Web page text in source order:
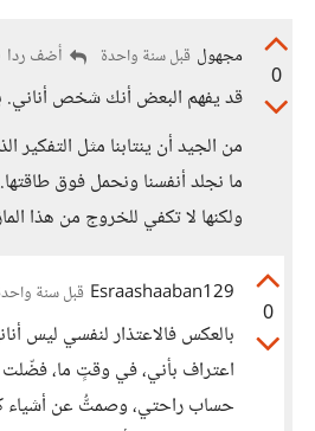
0
مجهول قبل سنة واحدة أضف ردا
قد يفهم البعض أنك شخص أناني.
من الجيد أن ينتابنا مثل التفكير
ما نجلد أنفسنا ونحمل فوق
ولكنها لا تكفي للخروج من هذا
0
Esraashaaban129 قبل سنة
بالعكس فالاعتذار لنفسي ليس
اعتراف بأني، في وقتٍ ما،
حساب راحتي، وصمتُّ عن أشياء